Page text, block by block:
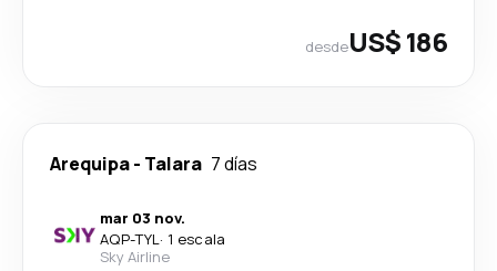
desdeUS$ 186
Arequipa- Talara 7 días
mar 03 nov.
AQP-TYL· 1 escala
Sky Airline